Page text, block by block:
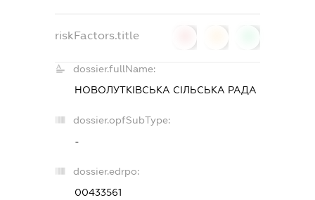
riskFactors.title
dossier.fullName:
НОВОЛУТКІВСЬКА СІЛЬСЬКА РАДА
dossier.opfSubType:
-
dossier.edrpo:
00433561